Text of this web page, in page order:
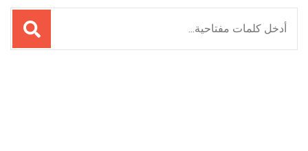
البحث
عن: